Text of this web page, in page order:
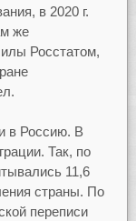
в 2020 г.
же
Росстатом,
в Россию. В
Так, по
11,6
страны. По
переписи